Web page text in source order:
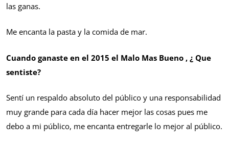
las ganas.
Me encanta la pasta y la comida de mar.
Cuando ganaste en el 2015 el Malo Mas Bueno , ¿ Que
sentiste?
Sentí un respaldo absoluto del público y una responsabilidad
muy grande para cada día hacer mejor las cosas pues me
debo a mi público, me encanta entregarle lo mejor al público.